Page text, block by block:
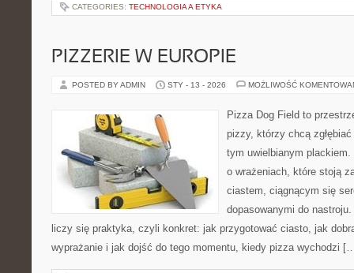
CATEGORIES: TECHNOLOGIA A ETYKA
PIZZERIE W EUROPIE
POSTED BY ADMIN STY - 13 - 2026 MOŻLIWOŚĆ
Pizza Dog Field to
pizzy, którzy chcą
tym uwielbianym
o wrażeniach, które stoją
ciastem, ciągnącym się
dopasowanymi do
liczy się praktyka, czyli konkret: jak przygotować ciasto, jak
wyprażanie i jak dojść do tego momentu, kiedy pizza wychodzi